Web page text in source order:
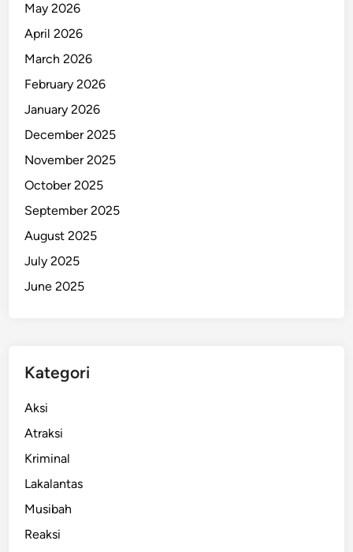
May 2026
April 2026
March 2026
February 2026
January 2026
December 2025
November 2025
October 2025
September 2025
August 2025
July 2025
June 2025
Kategori
Aksi
Atraksi
Kriminal
Lakalantas
Musibah
Reaksi